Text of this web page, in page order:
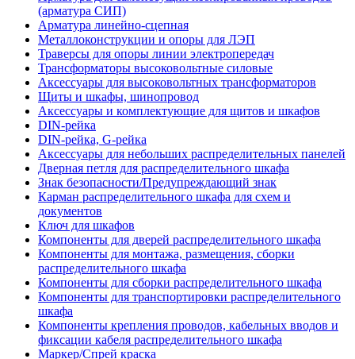
(арматура СИП)
Арматура линейно-сцепная
Металлоконструкции и опоры для ЛЭП
Траверсы для опоры линии электропередач
Трансформаторы высоковольтные силовые
Аксессуары для высоковольтных трансформаторов
Щиты и шкафы, шинопровод
Аксессуары и комплектующие для щитов и шкафов
DIN-рейка
DIN-рейка, G-рейка
Аксессуары для небольших распределительных панелей
Дверная петля для распределительного шкафа
Знак безопасности/Предупреждающий знак
Карман распределительного шкафа для схем и
документов
Ключ для шкафов
Компоненты для дверей распределительного шкафа
Компоненты для монтажа, размещения, сборки
распределительного шкафа
Компоненты для сборки распределительного шкафа
Компоненты для транспортировки распределительного
шкафа
Компоненты крепления проводов, кабельных вводов и
фиксации кабеля распределительного шкафа
Маркер/Спрей краска